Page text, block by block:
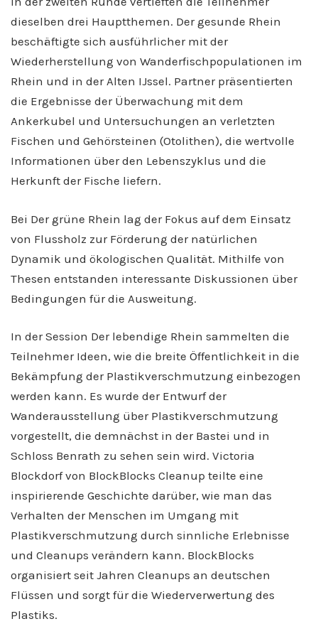
dieselben drei Hauptthemen. Der gesunde Rhein
beschäftigte sich ausführlicher mit der
Wiederherstellung von Wanderfischpopulationen im
Rhein und in der Alten IJssel. Partner präsentierten
die Ergebnisse der Überwachung mit dem
Ankerkubel und Untersuchungen an verletzten
Fischen und Gehörsteinen (Otolithen), die wertvolle
Informationen über den Lebenszyklus und die
Herkunft der Fische liefern.
Bei Der grüne Rhein lag der Fokus auf dem Einsatz
von Flussholz zur Förderung der natürlichen
Dynamik und ökologischen Qualität. Mithilfe von
Thesen entstanden interessante Diskussionen über
Bedingungen für die Ausweitung.
In der Session Der lebendige Rhein sammelten die
Teilnehmer Ideen, wie die breite Öffentlichkeit in die
Bekämpfung der Plastikverschmutzung einbezogen
werden kann. Es wurde der Entwurf der
Wanderausstellung über Plastikverschmutzung
vorgestellt, die demnächst in der Bastei und in
Schloss Benrath zu sehen sein wird. Victoria
Blockdorf von BlockBlocks Cleanup teilte eine
inspirierende Geschichte darüber, wie man das
Verhalten der Menschen im Umgang mit
Plastikverschmutzung durch sinnliche Erlebnisse
und Cleanups verändern kann. BlockBlocks
organisiert seit Jahren Cleanups an deutschen
Flüssen und sorgt für die Wiederverwertung des
Plastiks.